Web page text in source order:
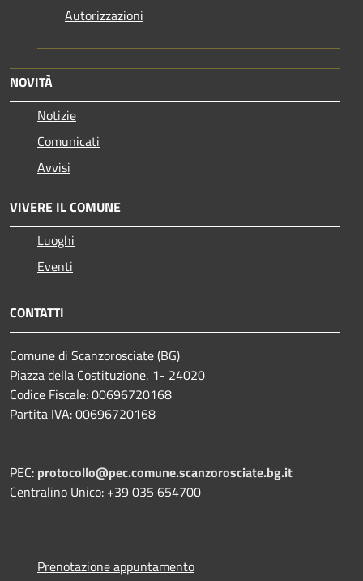
Autorizzazioni
NOVITÀ
Notizie
Comunicati
Avvisi
VIVERE IL COMUNE
Luoghi
Eventi
CONTATTI
Comune di Scanzorosciate (BG)
Piazza della Costituzione, 1- 24020
Codice Fiscale: 00696720168
Partita IVA: 00696720168
PEC: protocollo@pec.comune.scanzorosciate.bg.it
Centralino Unico: +39 035 654700
Prenotazione appuntamento